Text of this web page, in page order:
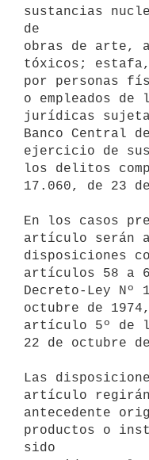
sustancias
de
obras de arte,
tóxicos; estafa,
por personas
o empleados de
jurídicas
Banco Central
ejercicio de
los delitos
17.060, de 23
En los casos
artículo serán
disposiciones
artículos 58 a
Decreto-Ley Nº
octubre de
artículo 5º de
22 de octubre
Las
artículo regirán
antecedente
productos o
sido